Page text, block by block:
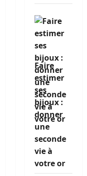
Faire
estimer
ses
bijoux :
donner
une
seconde
vie à
votre or